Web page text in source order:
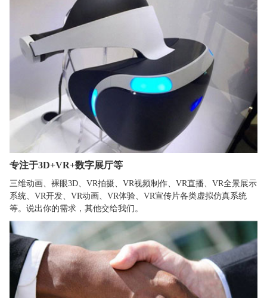
专注于3D+VR+数字展厅等
三维动画、裸眼3D、VR拍摄、VR视频制作、VR直播、VR全景展示
系统、VR开发、VR动画、VR体验、VR宣传片各类虚拟仿真系统
等。说出你的需求，其他交给我们。